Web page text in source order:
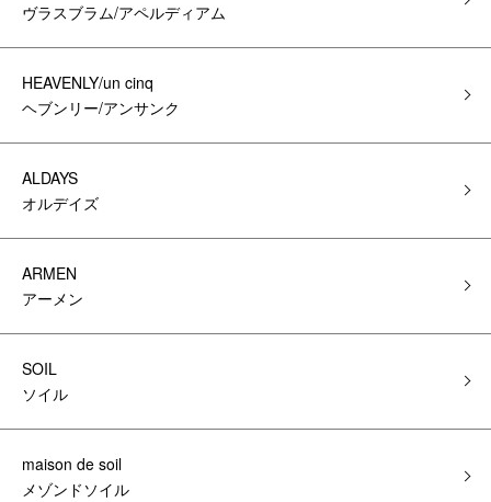
ヴラスブラム/アペルディアム
HEAVENLY/un cinq
ヘブンリー/アンサンク
ALDAYS
オルデイズ
ARMEN
アーメン
SOIL
ソイル
maison de soil
メゾンドソイル